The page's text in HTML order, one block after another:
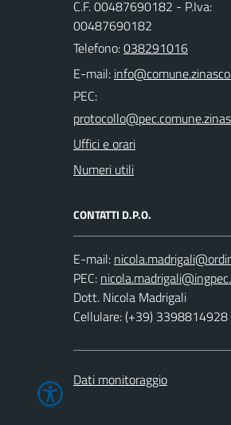
C.F. 00487690182 - P.Iva:
00487690182
Telefono:038291016
E-mail:
PEC:
Uffici e orari
Numeri utili
CONTATTI D.P.O.
E-mail:
PEC:
Dott. Nicola Madrigali
Cellulare: (+39) 3398814928
Dati monitoraggio